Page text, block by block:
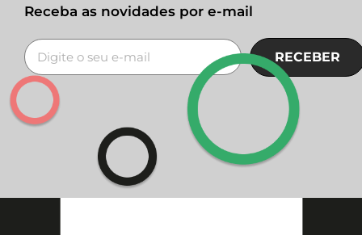
Receba as novidades por e-mail
RECEBER